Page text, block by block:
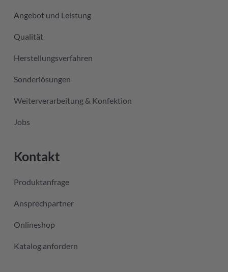
Angebot und Leistung
Qualität
Herstellungsverfahren
Sonderlösungen
Weiterverarbeitung & Konfektion
Jobs
Kontakt
Produktanfrage
Ansprechpartner
Onlineshop
Katalog anfordern